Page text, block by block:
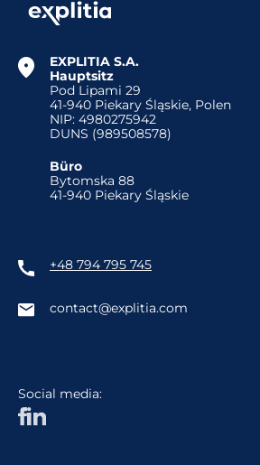
EXPLITIA S.A.
Hauptsitz
Pod Lipami 29
41-940 Piekary Śląskie, Polen
NIP: 4980275942
DUNS (989508578)
Büro
Bytomska 88
41-940 Piekary Śląskie
+48 794 795 745
contact@explitia.com
Social media: